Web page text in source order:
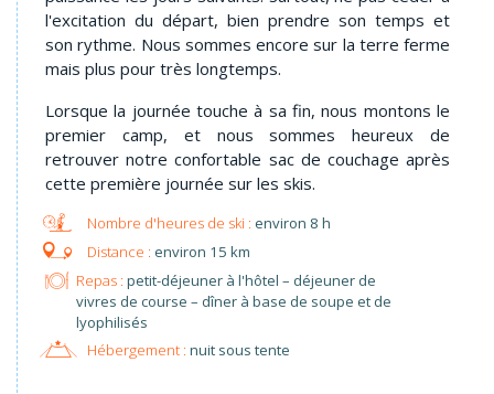
l'excitation du départ, bien prendre son temps et
son rythme. Nous sommes encore sur la terre ferme
mais plus pour très longtemps.
Lorsque la journée touche à sa fin, nous montons le
premier camp, et nous sommes heureux de
retrouver notre confortable sac de couchage après
cette première journée sur les skis.
environ 8 h
environ 15 km
Repas : petit-déjeuner à l'hôtel – déjeuner de
vivres de course – dîner à base de soupe et de
lyophilisés
Hébergement : nuit sous tente